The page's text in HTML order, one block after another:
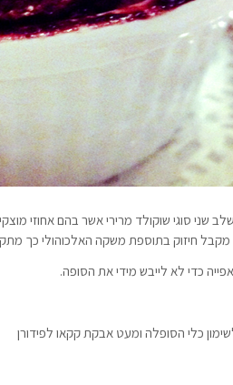
שני סוגי שוקולד מרירי אשר בהם אחוזי
חיזוק בתוספת משקה האלכוהולי כך
כדי לא לייבש מידי את הסופה.
כלי הסופלה ומעט אבקת קקאו לפידורן